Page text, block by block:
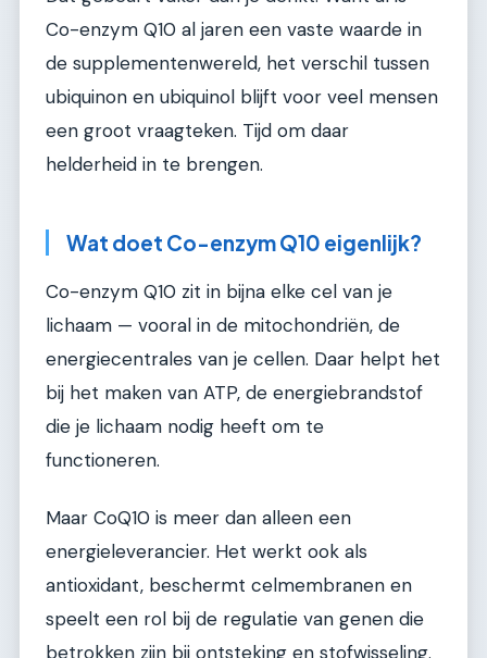
Co-enzym Q10 al jaren een vaste waarde in
de supplementenwereld, het verschil tussen
ubiquinon en ubiquinol blijft voor veel mensen
een groot vraagteken. Tijd om daar
helderheid in te brengen.
Wat doet Co-enzym Q10 eigenlijk?
Co-enzym Q10 zit in bijna elke cel van je
lichaam — vooral in de mitochondriën, de
energiecentrales van je cellen. Daar helpt het
bij het maken van ATP, de energiebrandstof
die je lichaam nodig heeft om te
functioneren.
Maar CoQ10 is meer dan alleen een
energieleverancier. Het werkt ook als
antioxidant, beschermt celmembranen en
speelt een rol bij de regulatie van genen die
betrokken zijn bij ontsteking en stofwisseling.